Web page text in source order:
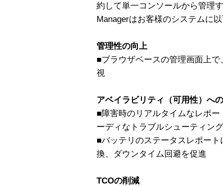
約して単一コンソールから管理
Managerはお客様のシステムに
管理性の向上
■ブラウザベースの管理画面上
視
アベイラビリティ（可用性）へ
■障害時のリアルタイムなレポ
ーディなトラブルシューティン
■バッテリのステータスレポー
換、ダウンタイム回避を促進
TCOの削減